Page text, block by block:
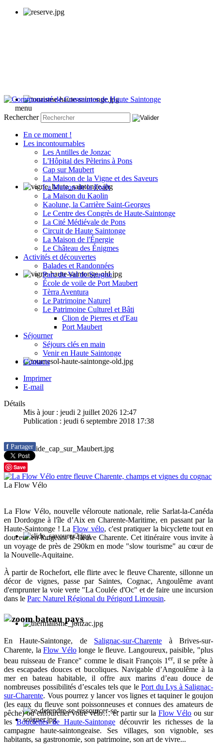
menu
Rechercher
En ce moment !
Les incontournables
Les Antilles de Jonzac
L'Hôpital des Pèlerins à Pons
Cap sur Maubert
La Maison de la Vigne et des Saveurs
La Maison de la Forêt
La Maison du Kaolin
Kaolune, la Carrière Saint-Georges
Le Centre des Congrès de Haute-Saintonge
La Cité Médiévale de Pons
Circuit de Haute Saintonge
La Maison de l'Énergie
Le Château des Énigmes
Activités et découvertes
Balades et Randonnées
Parc du Val de Seugne
École de voile de Port Maubert
Tèrra Aventura
Le Patrimoine Naturel
Le Patrimoine Culturel et Bâti
Clion de Pierres et d'Eau
Port Maubert
Séjourner
Séjours clés en main
Venir en Haute Saintonge
Contacts
Imprimer
E-mail
Détails
Mis à jour : jeudi 2 juillet 2026 12:47
Publication : jeudi 6 septembre 2018 17:38
f Partager
Save
La Flow Vélo
La Flow Vélo, nouvelle véloroute nationale, relie Sarlat-la-Canéda
en Dordogne à l'île d’Aix en Charente-Maritime, en passant par la
Haute-Saintonge ! La Flow vélo, c'est pratiquer la bicyclette tout en
douceur en longeant le fleuve Charente. Cet itinéraire vous invite à
un voyage de près de 290km en mode "slow tourisme" au cœur de
la Nouvelle-Aquitaine.
À partir de Rochefort, elle flirte avec le fleuve Charente, sillonne un
décor de vignes, passe par Saintes, Cognac, Angoulême avant
d'emprunter la voie verte "La Coulée d'Oc" et de faire une incursion
dans le Parc Naturel Régional du Périgord Limousin.
En Haute-Saintonge, de Salignac-sur-Charente
à Brives-sur-
Charente, la Flow Vélo longe le fleuve. Langoureux, paisible, "plus
beau ruisseau de France" comme le disait François 1 er, il se prête à
des escapades douces et bucoliques. Navigable d’Angoulême à la
mer en bateau habitable, il offre aux marins d’eau douce de
nombreuses possibilités d’escales tels que le Port du Lys à Salignac-
sur-Charente. Vous pourrez y lancer vos lignes et taquiner le goujon
(les eaux du fleuve sont poissonneuses et connues des amateurs de
pêche) ou enfourcher votre vélo… et partir sur la Flow Vélo ou sur
les Bouclettes de Haute-Saintonge découvrir les richesses de la
campagne haute-saintongeaise. Ses villages, son vignoble, ses
habitants, sa gastronomie, son patrimoine, son art de vivre...